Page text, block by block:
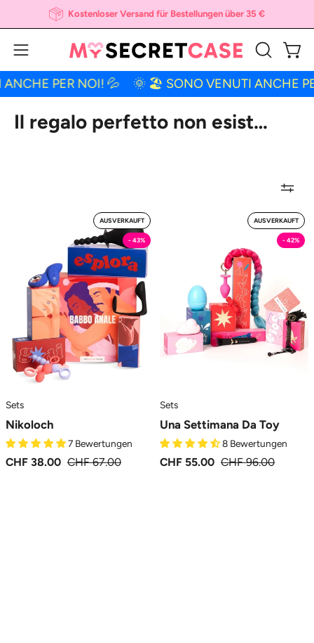
überspringen
Kostenloser Versand für Bestellungen über 35 €
Navigationsmenü
öffnen
ÖFFNEN
PER NOI! 💦 🌞 🏖 SONO VENUTI ANCHE
Il regalo perfetto non esist…
Babbo
Anale
-
Kit
MySecretCase
AUSVERKAUFT
- 43%
Sets
Nikoloch
7 Bewertungen
CHF 38.00 CHF 67.00
Una
Settimana
Da
Toy
-
Kit
MySecretCase
AUSVERKAUFT
- 42%
Sets
Una Settimana Da Toy
8 Bewertungen
CHF 55.00 CHF 96.00